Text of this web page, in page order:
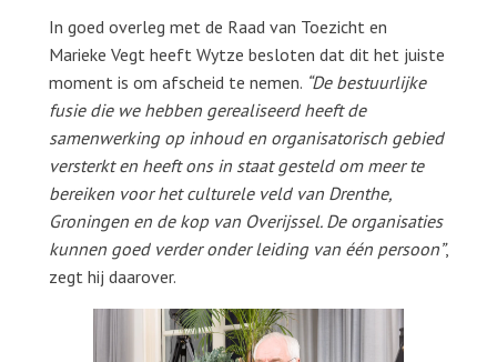
In goed overleg met de Raad van Toezicht en
Marieke Vegt heeft Wytze besloten dat dit het juiste
moment is om afscheid te nemen. “De bestuurlijke
fusie die we hebben gerealiseerd heeft de
samenwerking op inhoud en organisatorisch gebied
versterkt en heeft ons in staat gesteld om meer te
bereiken voor het culturele veld van Drenthe,
Groningen en de kop van Overijssel. De organisaties
kunnen goed verder onder leiding van één persoon”,
zegt hij daarover.